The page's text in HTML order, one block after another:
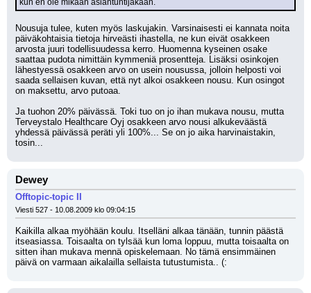
kun en ole mikään asiantuntijakaan.
Nousuja tulee, kuten myös laskujakin. Varsinaisesti ei kannata noita
päiväkohtaisia tietoja hirveästi ihastella, ne kun eivät osakkeen
arvosta juuri todellisuudessa kerro. Huomenna kyseinen osake
saattaa pudota nimittäin kymmeniä prosentteja. Lisäksi osinkojen
lähestyessä osakkeen arvo on usein nousussa, jolloin helposti voi
saada sellaisen kuvan, että nyt alkoi osakkeen nousu. Kun osingot
on maksettu, arvo putoaa.
Ja tuohon 20% päivässä. Toki tuo on jo ihan mukava nousu, mutta
Terveystalo Healthcare Oyj osakkeen arvo nousi alkukeväästä
yhdessä päivässä peräti yli 100%... Se on jo aika harvinaistakin,
tosin...
Dewey
Offtopic-topic II
Viesti 527 - 10.08.2009 klo 09:04:15
Kaikilla alkaa myöhään koulu. Itselläni alkaa tänään, tunnin päästä
itseasiassa. Toisaalta on tylsää kun loma loppuu, mutta toisaalta on
sitten ihan mukava mennä opiskelemaan. No tämä ensimmäinen
päivä on varmaan aikalailla sellaista tutustumista.. (: